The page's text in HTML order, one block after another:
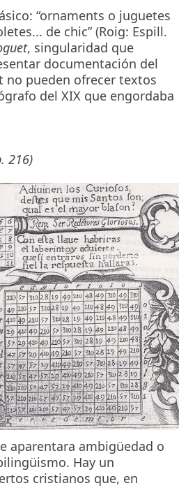
“ornaments o juguetes
de chic” (Roig: Espill.
, singularidad que
documentación del
no pueden ofrecer textos
del XIX que engordaba
216)
aparentara ambigüedad o
Hay un
cristianos que, en